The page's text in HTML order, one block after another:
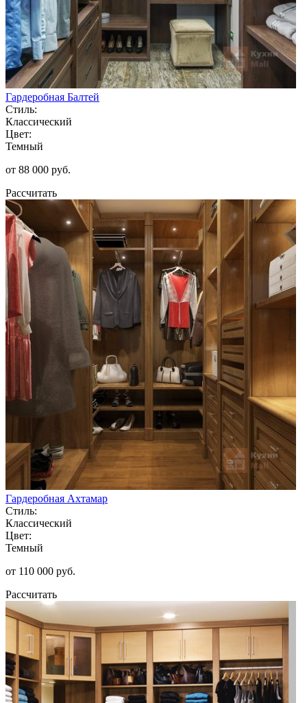
Гардеробная Балтей
Стиль:
Классический
Цвет:
Темный
от 88 000 руб.
Рассчитать
Гардеробная Ахтамар
Стиль:
Классический
Цвет:
Темный
от 110 000 руб.
Рассчитать